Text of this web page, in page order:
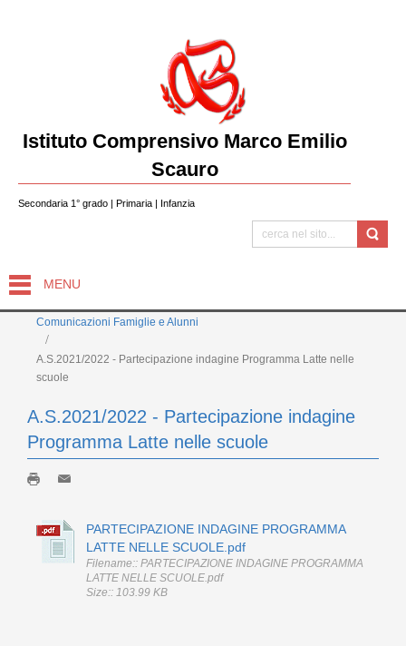
Istituto Comprensivo Marco Emilio
Scauro
Secondaria 1° grado | Primaria | Infanzia
MENU
Comunicazioni Famiglie e Alunni
A.S.2021/2022 - Partecipazione indagine Programma Latte nelle
scuole
A.S.2021/2022 - Partecipazione indagine
Programma Latte nelle scuole
PARTECIPAZIONE INDAGINE PROGRAMMA
LATTE NELLE SCUOLE.pdf
Filename:: PARTECIPAZIONE INDAGINE PROGRAMMA
LATTE NELLE SCUOLE.pdf
Size:: 103.99 KB